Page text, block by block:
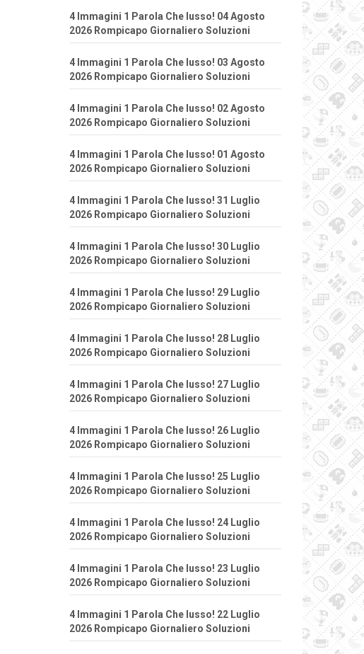
4 Immagini 1 Parola Che lusso! 04 Agosto
2026 Rompicapo Giornaliero Soluzioni
4 Immagini 1 Parola Che lusso! 03 Agosto
2026 Rompicapo Giornaliero Soluzioni
4 Immagini 1 Parola Che lusso! 02 Agosto
2026 Rompicapo Giornaliero Soluzioni
4 Immagini 1 Parola Che lusso! 01 Agosto
2026 Rompicapo Giornaliero Soluzioni
4 Immagini 1 Parola Che lusso! 31 Luglio
2026 Rompicapo Giornaliero Soluzioni
4 Immagini 1 Parola Che lusso! 30 Luglio
2026 Rompicapo Giornaliero Soluzioni
4 Immagini 1 Parola Che lusso! 29 Luglio
2026 Rompicapo Giornaliero Soluzioni
4 Immagini 1 Parola Che lusso! 28 Luglio
2026 Rompicapo Giornaliero Soluzioni
4 Immagini 1 Parola Che lusso! 27 Luglio
2026 Rompicapo Giornaliero Soluzioni
4 Immagini 1 Parola Che lusso! 26 Luglio
2026 Rompicapo Giornaliero Soluzioni
4 Immagini 1 Parola Che lusso! 25 Luglio
2026 Rompicapo Giornaliero Soluzioni
4 Immagini 1 Parola Che lusso! 24 Luglio
2026 Rompicapo Giornaliero Soluzioni
4 Immagini 1 Parola Che lusso! 23 Luglio
2026 Rompicapo Giornaliero Soluzioni
4 Immagini 1 Parola Che lusso! 22 Luglio
2026 Rompicapo Giornaliero Soluzioni